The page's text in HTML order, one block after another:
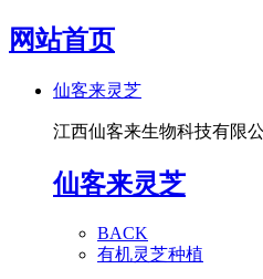
网站首页
仙客来灵芝
江西仙客来生物科技有限
仙客来灵芝
BACK
有机灵芝种植